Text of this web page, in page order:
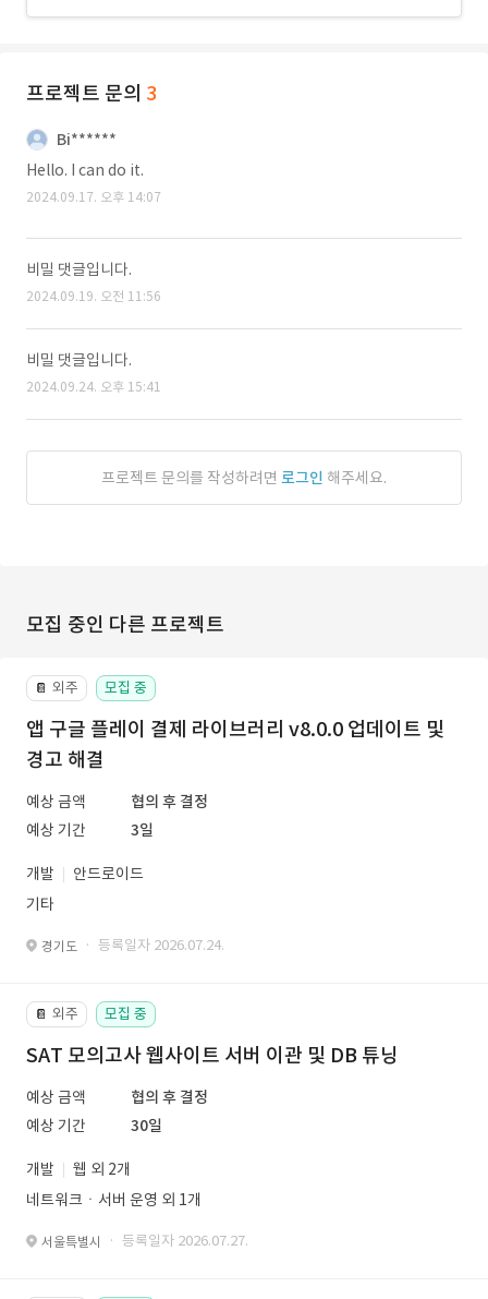
프로젝트 문의 3
Bi******
Hello. I can do it.
2024.09.17. 오후 14:07
비밀 댓글입니다.
2024.09.19. 오전 11:56
비밀 댓글입니다.
2024.09.24. 오후 15:41
프로젝트 문의를 작성하려면 로그인 해주세요.
모집 중인 다른 프로젝트
📔 외주 모집 중
앱 구글 플레이 결제 라이브러리 v8.0.0 업데이트 및
경고 해결
예상 금액
협의 후 결정
예상 기간
3일
개발
안드로이드
기타
경기도 · 등록일자 2026.07.24.
📔 외주 모집 중
SAT 모의고사 웹사이트 서버 이관 및 DB 튜닝
예상 금액
협의 후 결정
예상 기간
30일
개발
웹 외 2개
네트워크ㆍ서버 운영 외 1개
서울특별시 · 등록일자 2026.07.27.